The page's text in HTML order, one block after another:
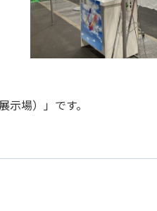
場）」です。